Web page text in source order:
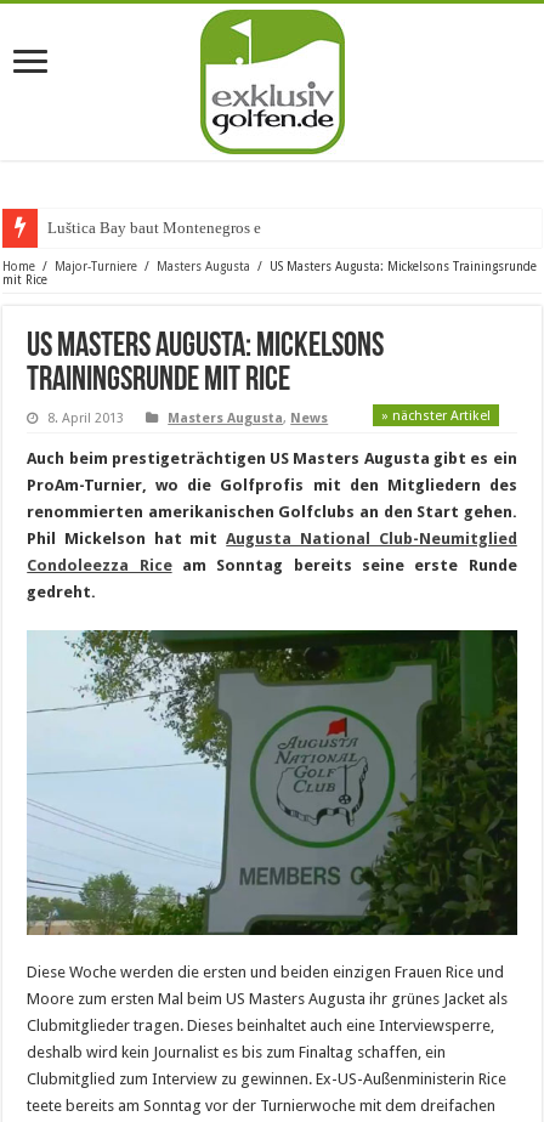
Luštica Bay baut Montenegros erste Go
Home / Major-Turniere / Masters Augusta /
US Masters Augusta: Mickelsons Trainingsrunde
mit Rice
US Masters Augusta: Mickelsons
Trainingsrunde mit Rice
8. April 2013 Masters Augusta, News » nächster Artikel
Auch beim prestigeträchtigen US Masters Augusta gibt es ein
ProAm-Turnier, wo die Golfprofis mit den Mitgliedern des
renommierten amerikanischen Golfclubs an den Start gehen.
Phil Mickelson hat mitAugusta National Club-Neumitglied
Condoleezza Riceam Sonntag bereits seine erste Runde
gedreht.
Diese Woche werden die ersten und beiden einzigen Frauen Rice und
Moore zum ersten Mal beim US Masters Augusta ihr grünes Jacket als
Clubmitglieder tragen. Dieses beinhaltet auch eine Interviewsperre,
deshalb wird kein Journalist es bis zum Finaltag schaffen, ein
Clubmitglied zum Interview zu gewinnen. Ex-US-Außenministerin Rice
teete bereits am Sonntag vor der Turnierwoche mit dem dreifachen